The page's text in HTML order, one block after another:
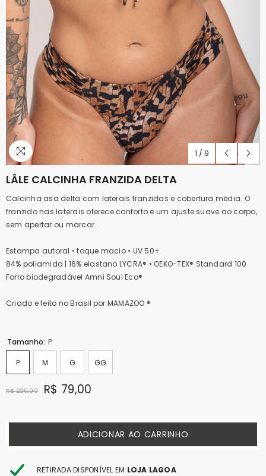
1 / 9
LÂLE CALCINHA FRANZIDA DELTA
Calcinha asa delta com laterais franzidas e cobertura média. O
franzido nas laterais oferece conforto e um ajuste suave ao corpo,
sem apertar ou marcar.
Estampa autoral • toque macio • UV 50+
84% poliamida | 16% elastano LYCRA® • OEKO-TEX® Standard 100
Forro biodegradável Amni Soul Eco®
Criado e feito no Brasil por MAMAZOO ®
Tamanho: P
P M G GG
R$ 220,00 R$ 79,00
ADICIONAR AO CARRINHO
RETIRADA DISPONÍVEL EM LOJA LAGOA